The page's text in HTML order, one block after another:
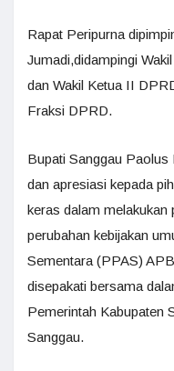
Rapat Peripurna
Jumadi,didampingi
dan Wakil Ketua II
Fraksi DPRD.
Bupati Sanggau Paolus
dan apresiasi kepada
keras dalam melakukan
perubahan kebijakan
Sementara (PPAS)
disepakati bersama
Pemerintah Kabupaten
Sanggau.